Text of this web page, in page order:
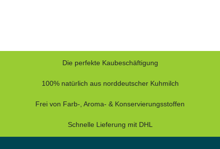
Die perfekte Kaubeschäftigung
100% natürlich aus norddeutscher Kuhmilch
Frei von Farb-, Aroma- & Konservierungsstoffen
Schnelle Lieferung mit DHL